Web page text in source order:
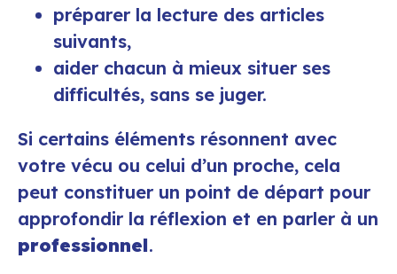
préparer la lecture des articles
suivants,
aider chacun à mieux situer ses
difficultés, sans se juger.
Si certains éléments résonnent avec
votre vécu ou celui d’un proche, cela
peut constituer un point de départ pour
approfondir la réflexion et en parler à un
professionnel.